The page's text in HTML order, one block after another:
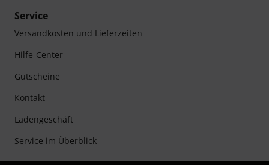
Service
Versandkosten und Lieferzeiten
Hilfe-Center
Gutscheine
Kontakt
Ladengeschäft
Service im Überblick